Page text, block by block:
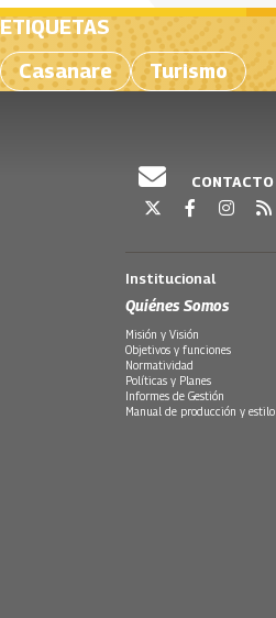
ETIQUETAS
Casanare
Turismo
CONTACTO
Institucional
Quiénes Somos
Misión y Visión
Objetivos y funciones
Normatividad
Políticas y Planes
Informes de Gestión
Manual de producción y estilo